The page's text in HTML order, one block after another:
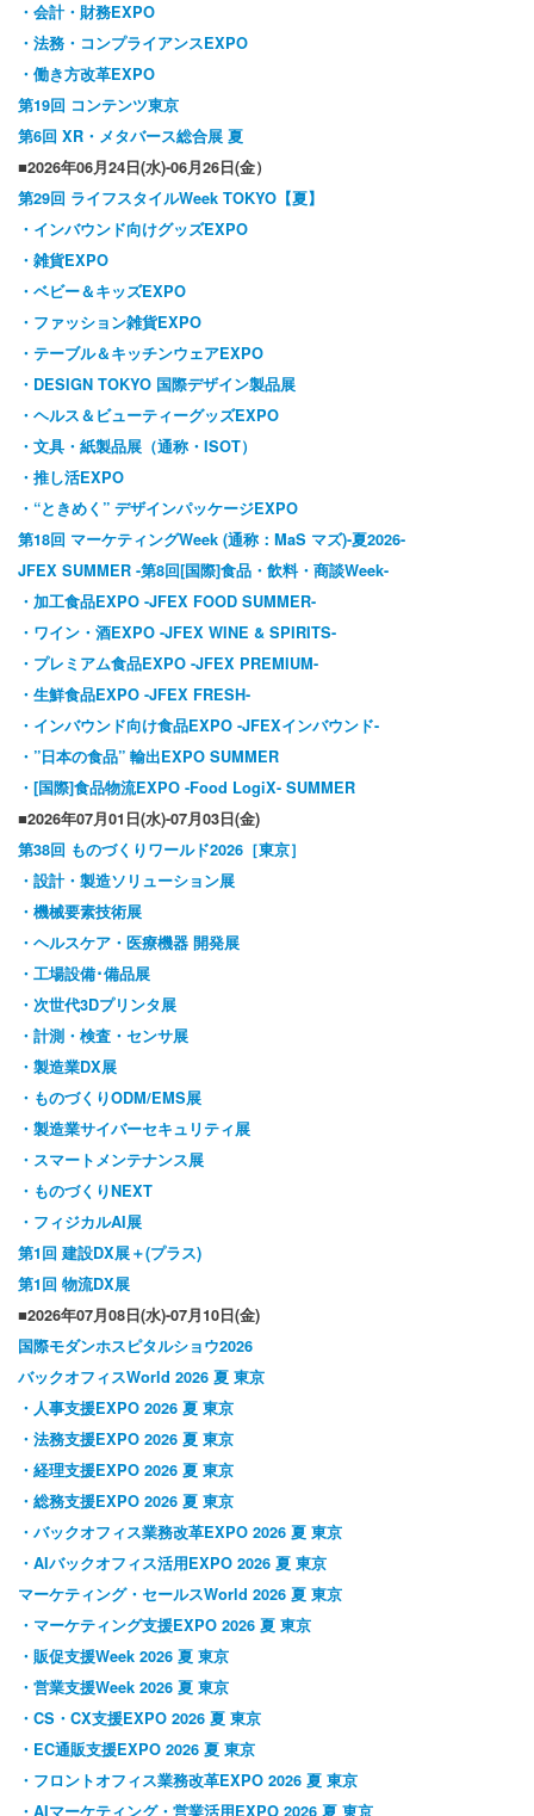
・会計・財務EXPO
・法務・コンプライアンスEXPO
・働き方改革EXPO
第19回 コンテンツ東京
第6回 XR・メタバース総合展 夏
■2026年06月24日(水)-06月26日(金）
第29回 ライフスタイルWeek TOKYO【夏】
・インバウンド向けグッズEXPO
・雑貨EXPO
・ベビー＆キッズEXPO
・ファッション雑貨EXPO
・テーブル＆キッチンウェアEXPO
・DESIGN TOKYO 国際デザイン製品展
・ヘルス＆ビューティーグッズEXPO
・文具・紙製品展（通称・ISOT）
・推し活EXPO
・“ときめく” デザインパッケージEXPO
第18回 マーケティングWeek (通称：MaS マズ)-夏2026-
JFEX SUMMER -第8回[国際]食品・飲料・商談Week-
・加工食品EXPO -JFEX FOOD SUMMER-
・ワイン・酒EXPO -JFEX WINE & SPIRITS-
・プレミアム食品EXPO -JFEX PREMIUM-
・生鮮食品EXPO -JFEX FRESH-
・インバウンド向け食品EXPO -JFEXインバウンド-
・”日本の食品” 輸出EXPO SUMMER
・[国際]食品物流EXPO -Food LogiX- SUMMER
■2026年07月01日(水)-07月03日(金)
第38回 ものづくりワールド2026［東京］
・設計・製造ソリューション展
・機械要素技術展
・ヘルスケア・医療機器 開発展
・工場設備･備品展
・次世代3Dプリンタ展
・計測・検査・センサ展
・製造業DX展
・ものづくりODM/EMS展
・製造業サイバーセキュリティ展
・スマートメンテナンス展
・ものづくりNEXT
・フィジカルAI展
第1回 建設DX展＋(プラス)
第1回 物流DX展
■2026年07月08日(水)-07月10日(金)
国際モダンホスピタルショウ2026
バックオフィスWorld 2026 夏 東京
・人事支援EXPO 2026 夏 東京
・法務支援EXPO 2026 夏 東京
・経理支援EXPO 2026 夏 東京
・総務支援EXPO 2026 夏 東京
・バックオフィス業務改革EXPO 2026 夏 東京
・AIバックオフィス活用EXPO 2026 夏 東京
マーケティング・セールスWorld 2026 夏 東京
・マーケティング支援EXPO 2026 夏 東京
・販促支援Week 2026 夏 東京
・営業支援Week 2026 夏 東京
・CS・CX支援EXPO 2026 夏 東京
・EC通販支援EXPO 2026 夏 東京
・フロントオフィス業務改革EXPO 2026 夏 東京